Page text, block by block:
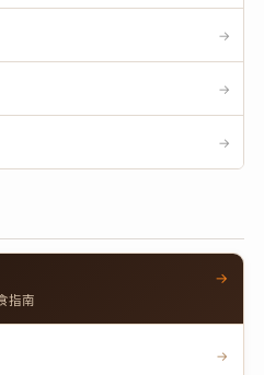
→
→
→
指南
→
→